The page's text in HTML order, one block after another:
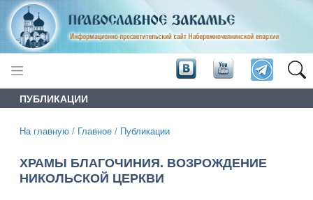
ПУБЛИКАЦИИ
На главную / Главное / Публикации
ХРАМЫ БЛАГОЧИНИЯ. ВОЗРОЖДЕНИЕ
НИКОЛЬСКОЙ ЦЕРКВИ